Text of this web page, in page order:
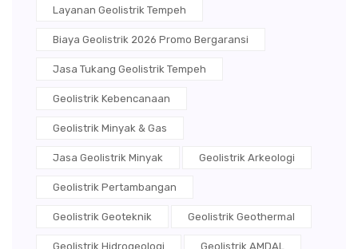
Layanan Geolistrik Tempeh
Biaya Geolistrik 2026 Promo Bergaransi
Jasa Tukang Geolistrik Tempeh
Geolistrik Kebencanaan
Geolistrik Minyak & Gas
Jasa Geolistrik Minyak Geolistrik Arkeologi
Geolistrik Pertambangan
Geolistrik Geoteknik Geolistrik Geothermal
Geolistrik Hidrogeologi Geolistrik AMDAL